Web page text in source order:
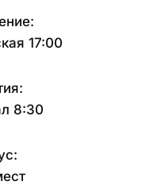
17:00
8:30